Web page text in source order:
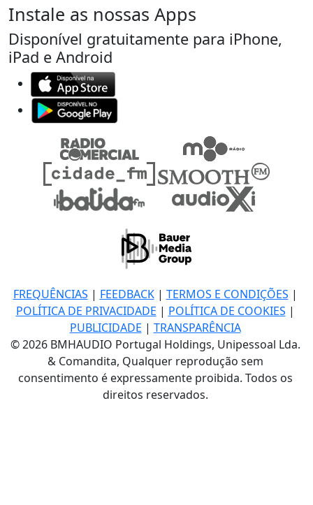
Instale as nossas Apps
Disponível gratuitamente para iPhone,
iPad e Android
FREQUÊNCIAS | FEEDBACK| TERMOS E CONDIÇÕES |
POLÍTICA DE PRIVACIDADE | POLÍTICA DE COOKIES |
PUBLICIDADE | TRANSPARÊNCIA
© 2026 BMHAUDIO Portugal Holdings, Unipessoal Lda.
& Comandita, Qualquer reprodução sem
consentimento é expressamente proibida. Todos os
direitos reservados.